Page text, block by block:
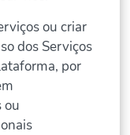
ou criar
dos Serviços
por
ou